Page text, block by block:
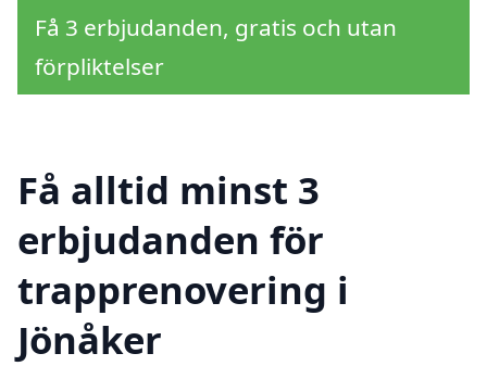
Få 3 erbjudanden, gratis och utan
förpliktelser
Få alltid minst 3
erbjudanden för
trapprenovering i
Jönåker